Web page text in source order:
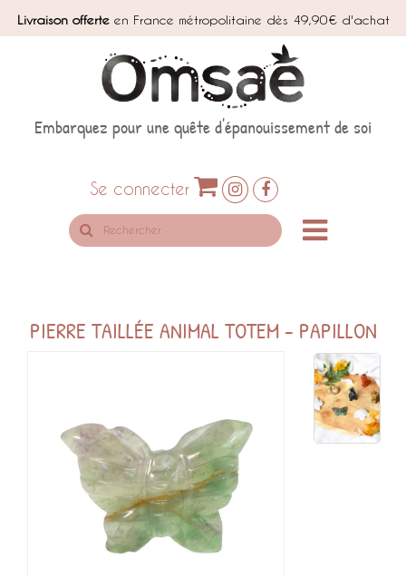
Livraison offerteen France métropolitaine dès 49,90€ d'achat
Embarquez pour une quête d'épanouissement de soi
Se connecter
PIERRE TAILLÉE ANIMAL TOTEM - PAPILLON